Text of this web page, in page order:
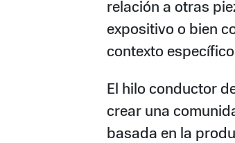
relación a otras
expositivo o bien
contexto
El hilo conductor
crear una
basada en la